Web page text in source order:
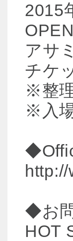
2015
アサ
チケ
※整
※入
◆お
HOT